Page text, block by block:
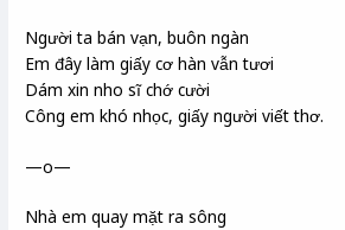
Người ta bán vạn, buôn ngàn
Em đây làm giấy cơ hàn vẫn tươi
Dám xin nho sĩ chớ cười
Công em khó nhọc, giấy người viết thơ.
—o—
Nhà em quay mặt ra sông